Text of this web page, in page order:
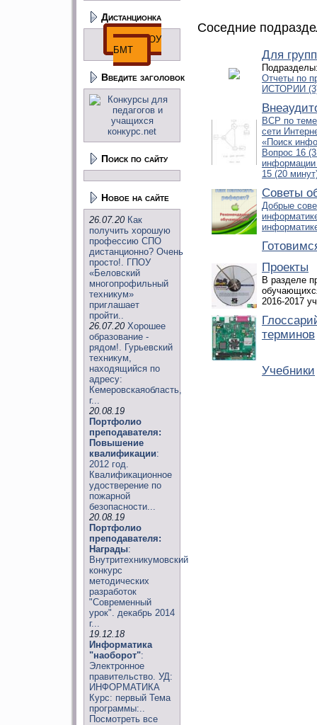
Дистанционка
ДО ГПОУ
БМТ
Введите заголовок
Поиск по сайту
Новое на сайте
26.07.20 Как
получить хорошую
профессию СПО
дистанционно? Очень
просто!. ГПОУ
«Беловский
многопрофильный
техникум»
приглашает
пройти..
26.07.20 Хорошее
образование -
рядом!. Гурьевский
техникум,
находящийся по
адресу:
Кемеровскаяобласть,
г...
20.08.19
Портфолио
преподавателя:
Повышение
квалификации:
2012 год.
Квалификационное
удостверение по
пожарной
безопасности...
20.08.19
Портфолио
преподавателя:
Награды:
Внутритехникумовский
конкурс
методических
разработок
"Современный
урок". декабрь 2014
г...
19.12.18
Информатика
"наоборот":
Электронное
правительство. УД:
ИНФОРМАТИКА
Курс: первый Тема
программы:..
Посмотреть все
Соседние
Для
Отчеты по
ИСТОРИИ
ВСР по
сети
«Поиск
Вопрос 16
информации
15 (20
Советы
Добрые
Проекты
В разделе
2016-2017
терминов
Учебники